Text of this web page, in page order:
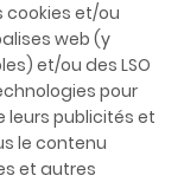
et/ou
web (y
et/ou des LSO
pour
publicités et
le contenu
et autres